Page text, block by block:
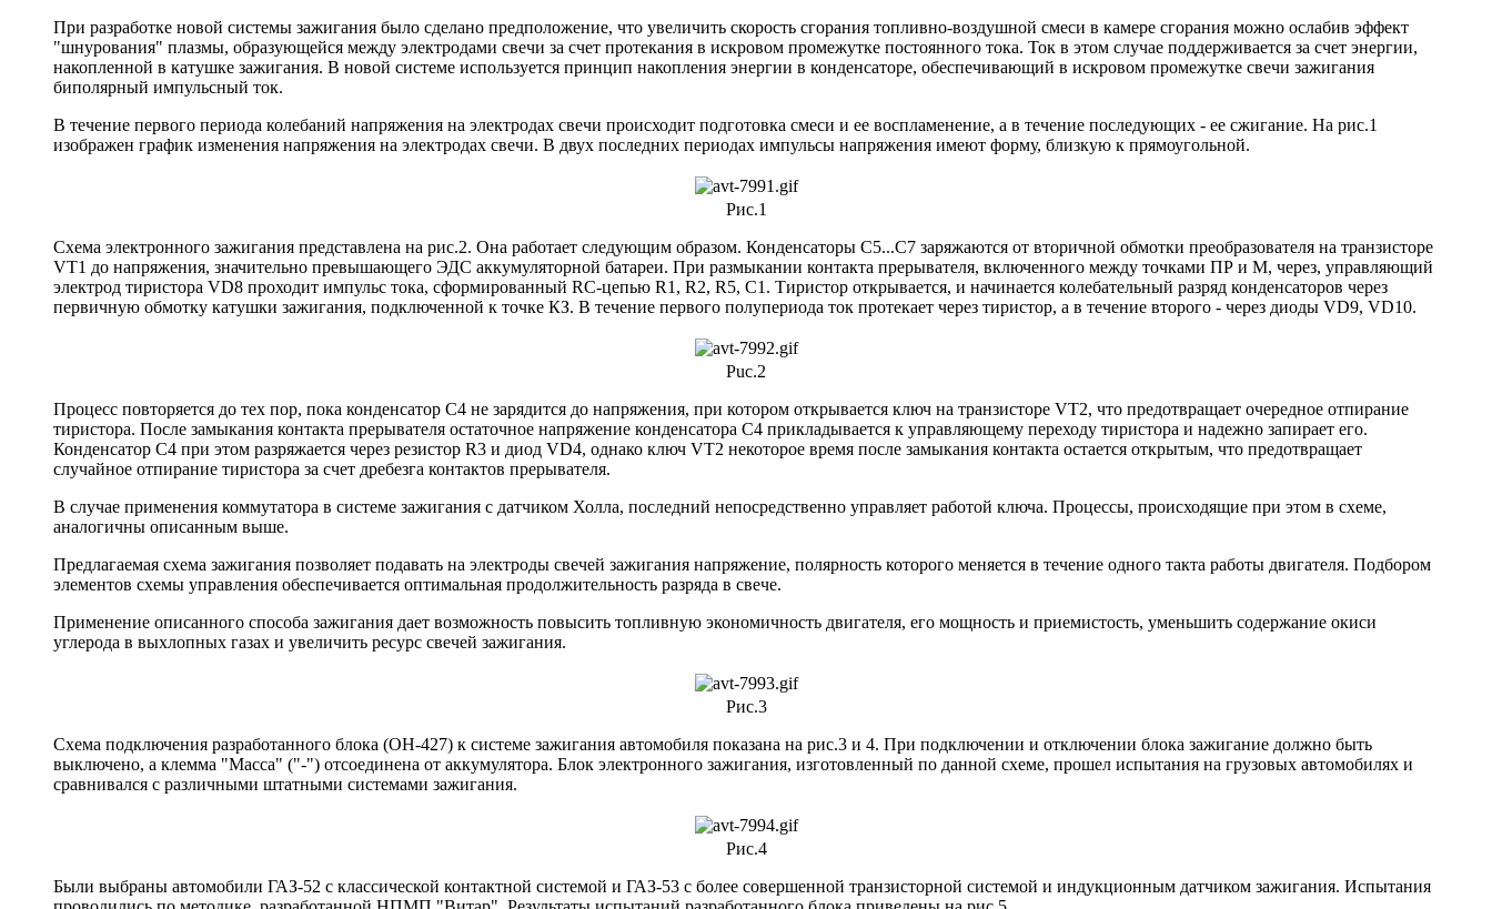
При разработке новой системы зажигания было сделано предположение, что увеличить скорость сгорания топливно-воздушной смеси в камере сгорания можно ослабив эффект
"шнурования" плазмы, образующейся между электродами свечи за счет протекания в искровом промежутке постоянного тока. Ток в этом случае поддерживается за счет энергии,
накопленной в катушке зажигания. В новой системе используется принцип накопления энергии в конденсаторе, обеспечивающий в искровом промежутке свечи зажигания
биполярный импульсный ток.
В течение первого периода колебаний напряжения на электродах свечи происходит подготовка смеси и ее воспламенение, а в течение последующих - ее сжигание. На рис.1
изображен график изменения напряжения на электродах свечи. В двух последних периодах импульсы напряжения имеют форму, близкую к прямоугольной.
Рис.1
Схема электронного зажигания представлена на рис.2. Она работает следующим образом. Конденсаторы С5...С7 заряжаются от вторичной обмотки преобразователя на транзисторе
VT1 до напряжения, значительно превышающего ЭДС аккумуляторной батареи. При размыкании контакта прерывателя, включенного между точками ПР и М, через, управляющий
электрод тиристора VD8 проходит импульс тока, сформированный RC-цепью R1, R2, R5, С1. Тиристор открывается, и начинается колебательный разряд конденсаторов через
первичную обмотку катушки зажигания, подключенной к точке КЗ. В течение первого полупериода ток протекает через тиристор, а в течение второго - через диоды VD9, VD10.
Puc.2
Процесс повторяется до тех пор, пока конденсатор С4 не зарядится до напряжения, при котором открывается ключ на транзисторе VT2, что предотвращает очередное отпирание
тиристора. После замыкания контакта прерывателя остаточное напряжение конденсатора С4 прикладывается к управляющему переходу тиристора и надежно запирает его.
Конденсатор С4 при этом разряжается через резистор R3 и диод VD4, однако ключ VT2 некоторое время после замыкания контакта остается открытым, что предотвращает
случайное отпирание тиристора за счет дребезга контактов прерывателя.
В случае применения коммутатора в системе зажигания с датчиком Холла, последний непосредственно управляет работой ключа. Процессы, происходящие при этом в схеме,
аналогичны описанным выше.
Предлагаемая схема зажигания позволяет подавать на электроды свечей зажигания напряжение, полярность которого меняется в течение одного такта работы двигателя. Подбором
элементов схемы управления обеспечивается оптимальная продолжительность разряда в свече.
Применение описанного способа зажигания дает возможность повысить топливную экономичность двигателя, его мощность и приемистость, уменьшить содержание окиси
углерода в выхлопных газах и увеличить ресурс свечей зажигания.
Рис.3
Схема подключения разработанного блока (ОН-427) к системе зажигания автомобиля показана на рис.3 и 4. При подключении и отключении блока зажигание должно быть
выключено, а клемма "Масса" ("-") отсоединена от аккумулятора. Блок электронного зажигания, изготовленный по данной схеме, прошел испытания на грузовых автомобилях и
сравнивался с различными штатными системами зажигания.
Рис.4
Были выбраны автомобили ГАЗ-52 с классической контактной системой и ГАЗ-53 с более совершенной транзисторной системой и индукционным датчиком зажигания. Испытания